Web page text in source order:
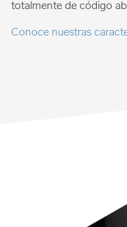
totalmente de código
Conoce nuestras